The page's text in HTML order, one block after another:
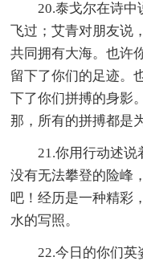
20.泰戈尔在诗中
飞过；艾青对朋友说
共同拥有大海。也许
留下了你们的足迹。
下了你们拼搏的身影
那，所有的拼搏都是
21.你用行动述说
没有无法攀登的险峰
吧！经历是一种精彩
水的写照。
22.今日的你们英